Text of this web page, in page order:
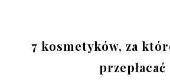
7 kosmetyków, za
przepłacać